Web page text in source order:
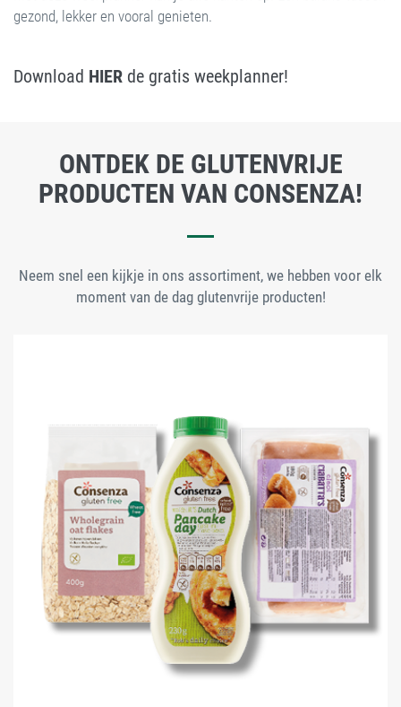
gezond, lekker en vooral genieten.
Download HIER de gratis weekplanner!
ONTDEK DE GLUTENVRIJE
PRODUCTEN VAN CONSENZA!
Neem snel een kijkje in ons assortiment, we hebben voor elk
moment van de dag glutenvrije producten!